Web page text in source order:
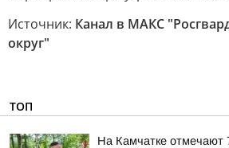
Источник: Канал в МАКС
округ"
ТОП
На Камчатке отмечают